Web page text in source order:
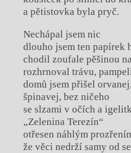
a pětistovka byla pryč.
Nechápal jsem nic
dlouho jsem ten papírek
chodil zoufale pěšinou
rozhrnoval trávu,
domů jsem přišel orvanej,
špinavej, bez ničeho
se slzami v očích a
„Zelenina Terezín“
otřesen náhlým
že věci nedrží samy od